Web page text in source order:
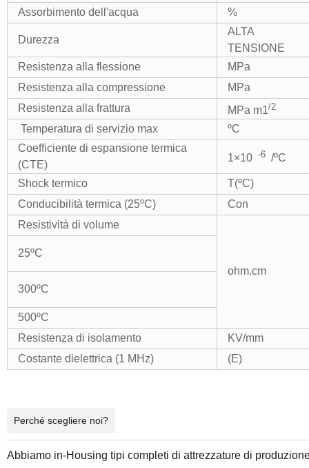
Assorbimento dell'acqua
%
Durezza
ALTA
TENSIONE
Resistenza alla flessione
MPa
Resistenza alla compressione
MPa
Resistenza alla frattura
MPa m1/2
Temperatura di servizio max
ºC
Coefficiente di espansione termica
(CTE)
1×10 -6 /ºC
Shock termico
T(ºC)
Conducibilità termica (25ºC)
Con
Resistività di volume
ohm.cm
25ºC
300ºC
500ºC
Resistenza di isolamento
KV/mm
Costante dielettrica (1 MHz)
(E)
Perché scegliere noi?
Abbiamo in-Housing tipi completi di attrezzature di